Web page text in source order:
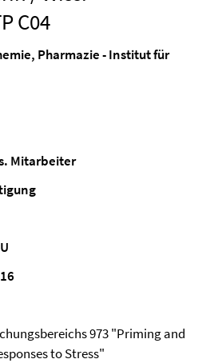
C04
Pharmazie - Institut für
Mitarbeiter
973 "Priming and
to Stress"